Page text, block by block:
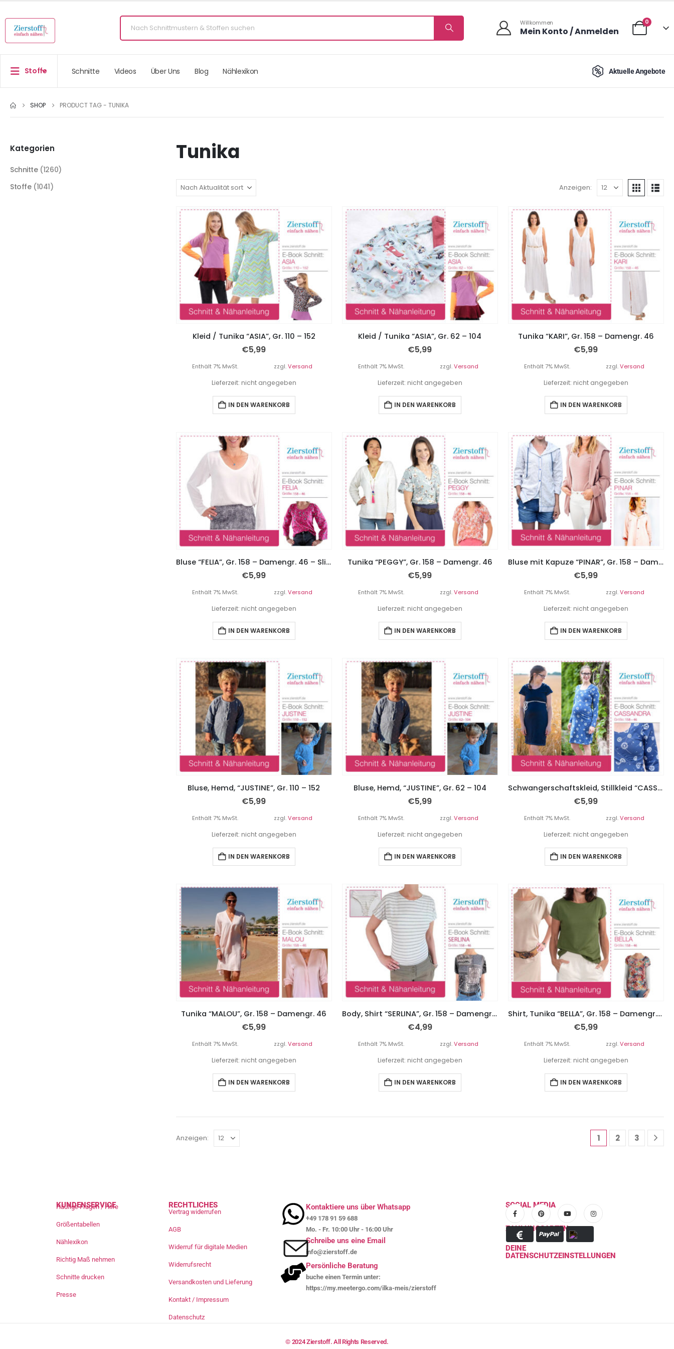
Willkommen
Mein Konto / Anmelden
0
Stoffe Schnitte Videos Über Uns Blog Nählexikon Aktuelle Angebote
SHOP PRODUCT TAG - TUNIKA
Tunika
Anzeigen:
Kleid / Tunika “ASIA”, Gr. 110 – 152
€5,99
Enthält 7% MwSt. zzgl.Versand
Lieferzeit: nicht angegeben
IN DEN WARENKORB
Kleid / Tunika “ASIA”, Gr. 62 – 104
€5,99
Enthält 7% MwSt. zzgl.Versand
Lieferzeit: nicht angegeben
IN DEN WARENKORB
Tunika “KARI”, Gr. 158 – Damengr. 46
€5,99
Enthält 7% MwSt. zzgl.Versand
Lieferzeit: nicht angegeben
IN DEN WARENKORB
Bluse “FELIA”, Gr. 158 – Damengr. 46 – Slim Fit
€5,99
Enthält 7% MwSt. zzgl.Versand
Lieferzeit: nicht angegeben
IN DEN WARENKORB
Tunika “PEGGY”, Gr. 158 – Damengr. 46
€5,99
Enthält 7% MwSt. zzgl.Versand
Lieferzeit: nicht angegeben
IN DEN WARENKORB
Bluse mit Kapuze “PINAR”, Gr. 158 – Damengr. 46
€5,99
Enthält 7% MwSt. zzgl.Versand
Lieferzeit: nicht angegeben
IN DEN WARENKORB
Bluse, Hemd, “JUSTINE”, Gr. 110 – 152
€5,99
Enthält 7% MwSt. zzgl.Versand
Lieferzeit: nicht angegeben
IN DEN WARENKORB
Bluse, Hemd, “JUSTINE”, Gr. 62 – 104
€5,99
Enthält 7% MwSt. zzgl.Versand
Lieferzeit: nicht angegeben
IN DEN WARENKORB
Schwangerschaftskleid, Stillkleid “CASSANDRA”, Gr. 158 – Damengr. 46
€5,99
Enthält 7% MwSt. zzgl.Versand
Lieferzeit: nicht angegeben
IN DEN WARENKORB
Tunika “MALOU”, Gr. 158 – Damengr. 46
€5,99
Enthält 7% MwSt. zzgl.Versand
Lieferzeit: nicht angegeben
IN DEN WARENKORB
Body, Shirt “SERLINA”, Gr. 158 – Damengr. 46
€4,99
Enthält 7% MwSt. zzgl.Versand
Lieferzeit: nicht angegeben
IN DEN WARENKORB
Shirt, Tunika “BELLA”, Gr. 158 – Damengr. 46 – inkl. Ankervorlage
€5,99
Enthält 7% MwSt. zzgl.Versand
Lieferzeit: nicht angegeben
IN DEN WARENKORB
Anzeigen: 1 2 3
Kategorien
Schnitte (1260)
Stoffe (1041)
KUNDENSERVICE
Häufige Fragen / Hilfe
Größentabellen
Nählexikon
Richtig Maß nehmen
Schnitte drucken
Presse
RECHTLICHES
Vertrag widerrufen
AGB
Widerruf für digitale Medien
Widerrufsrecht
Versandkosten und Lieferung
Kontakt / Impressum
Datenschutz
Kontaktiere uns über Whatsapp
+49 178 91 59 688
Mo. - Fr. 10:00 Uhr - 16:00 Uhr
Schreibe uns eine Email
info@zierstoff.de
Persönliche Beratung
buche einen Termin unter:
https://my.meetergo.com/ilka-meis/zierstoff
SOCIAL MEDIA
ZAHLUNGSARTEN
DEINE
DATENSCHUTZEINSTELLUNGEN
© 2024 Zierstoff. All Rights Reserved.